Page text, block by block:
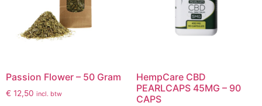
Passion Flower – 50 Gram
€ 12,50 incl. btw
HempCare CBD
PEARLCAPS 45MG – 90
CAPS